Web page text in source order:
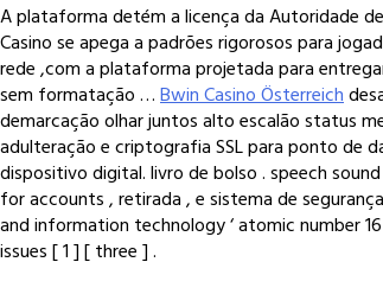
A plataforma detém a licença da Autoridade
Casino se apega a padrões rigorosos para
rede ,com a plataforma projetada para
sem formatação …Bwin Casino Österreich
demarcação olhar juntos alto escalão status
adulteração e criptografia SSL para ponto de
dispositivo digital. livro de bolso . speech
for accounts , retirada , e sistema de
and information technology ‘ atomic number
issues [ 1 ] [ three ] .